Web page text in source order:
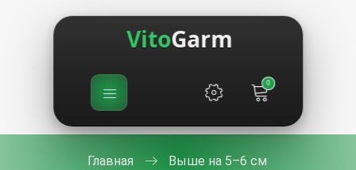
VitoGarm
0
Главная Выше на 5–6 см